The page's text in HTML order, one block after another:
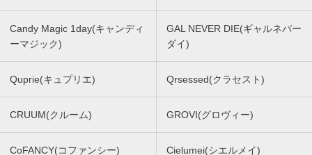
Candy Magic 1day(キャンディ
ーマジック)
GAL NEVER DIE(ギャルネバー
ダイ)
Quprie(キュプリエ) Qrsessed(クラセスト)
CRUUM(クルーム) GROVI(グロヴィー)
CoFANCY(コファンシー) Cielumei(シエルメイ)